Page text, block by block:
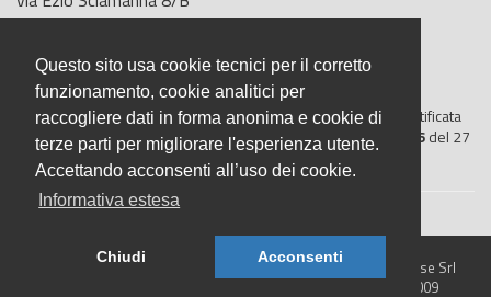
Questo sito usa cookie tecnici per il corretto
funzionamento, cookie analitici per
raccogliere dati in forma anonima e cookie di
terze parti per migliorare l'esperienza utente.
Accettando acconsenti all’uso dei cookie.
Informativa estesa
Chiudi Acconsenti
00168 Roma
Italia
BigliettoVeloce è basato sulla piattaforma"GeSiFi ver 1.5"
certificata
dall’Agenzia delle Entrate con protocollo numero2021/103896 del 27
aprile 2021
© 2026 BigliettoVeloce.it - È un prodotto R.S.H. Software House Srl
- Servizi di Biglietteria Elettronica - Partita IVA IT05209071009